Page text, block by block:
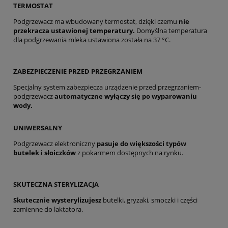
TERMOSTAT
Podgrzewacz ma wbudowany termostat, dzięki czemu nie
przekracza ustawionej temperatury. Domyślna temperatura
dla podgrzewania mleka ustawiona została na 37 °C.
ZABEZPIECZENIE PRZED PRZEGRZANIEM
Specjalny system zabezpiecza urządzenie przed przegrzaniem-
podgrzewaczautomatyczne wyłączy się po wyparowaniu
wody.
UNIWERSALNY
Podgrzewacz elektroniczny pasuje do większości typów
butelek i słoiczkówz pokarmem dostępnych na rynku.
SKUTECZNA STERYLIZACJA
Skutecznie wysterylizujesz butelki, gryzaki, smoczki i części
zamienne do laktatora.